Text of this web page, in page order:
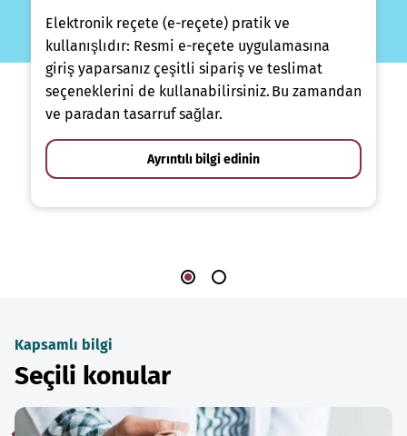
Elektronik reçete (e-reçete) pratik ve
kullanışlıdır: Resmi e-reçete uygulamasına
giriş yaparsanız çeşitli sipariş ve teslimat
seçeneklerini de kullanabilirsiniz. Bu zamandan
ve paradan tasarruf sağlar.
Ayrıntılı bilgi edinin
Kapsamlı bilgi
Seçili konular